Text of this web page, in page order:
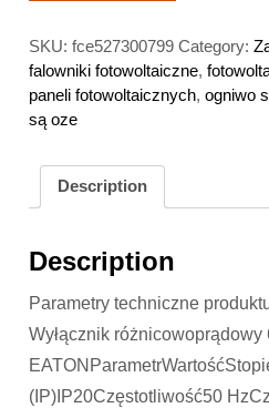
SKU:fce527300799 Category:
falowniki fotowoltaiczne,
paneli fotowoltaicznych,ogniwo
są oze
Description
Description
Parametry techniczne
Wyłącznik różnicowoprądowy
(IP)IP20Częstotliwość50